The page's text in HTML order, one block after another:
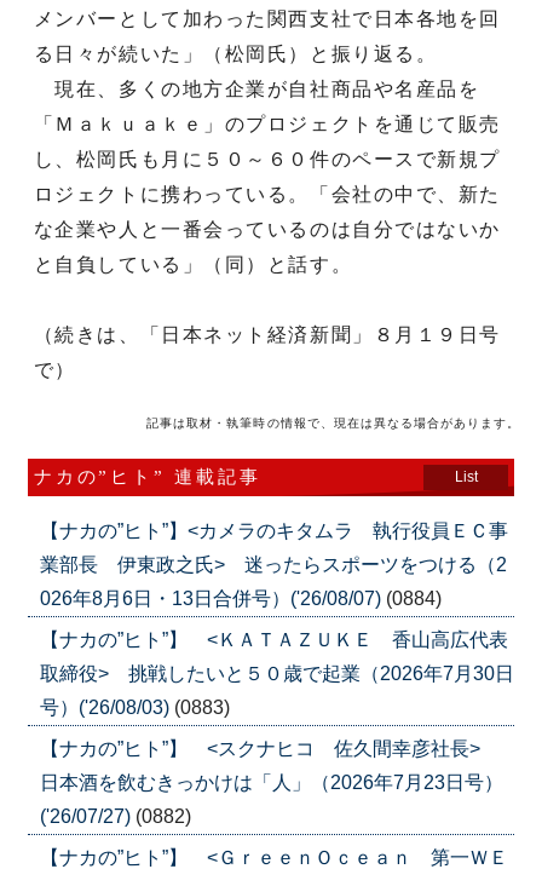
メンバーとして加わった関西支社で日本各地を回
る日々が続いた」（松岡氏）と振り返る。
現在、多くの地方企業が自社商品や名産品を
「Ｍａｋｕａｋｅ」のプロジェクトを通じて販売
し、松岡氏も月に５０～６０件のペースで新規プ
ロジェクトに携わっている。「会社の中で、新た
な企業や人と一番会っているのは自分ではないか
と自負している」（同）と話す。
（続きは、「日本ネット経済新聞」８月１９日号
で）
記事は取材・執筆時の情報で、現在は異なる場合があります。
ナカの”ヒト” 連載記事 List
【ナカの”ヒト”】<カメラのキタムラ 執行役員ＥＣ事
業部長 伊東政之氏> 迷ったらスポーツをつける（2
026年8月6日・13日合併号）('26/08/07) (0884)
【ナカの”ヒト”】 <ＫＡＴＡＺＵＫＥ 香山高広代表
取締役> 挑戦したいと５０歳で起業（2026年7月30日
号）('26/08/03) (0883)
【ナカの”ヒト”】 <スクナヒコ 佐久間幸彦社長>
日本酒を飲むきっかけは「人」（2026年7月23日号）
('26/07/27) (0882)
【ナカの”ヒト”】 <ＧｒｅｅｎＯｃｅａｎ 第一ＷＥ